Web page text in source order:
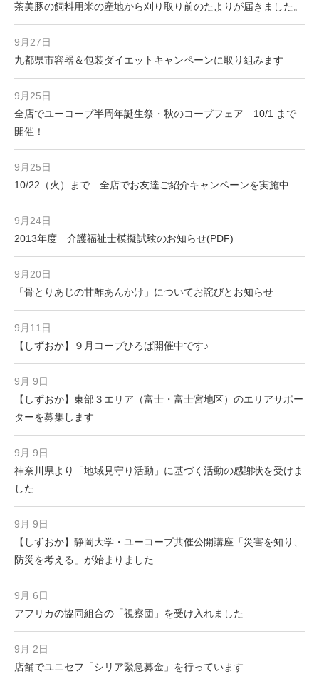
茶美豚の飼料用米の産地から刈り取り前のたよりが届きました。
9月27日
九都県市容器＆包装ダイエットキャンペーンに取り組みます
9月25日
全店でユーコープ半周年誕生祭・秋のコープフェア 10/1 まで
開催！
9月25日
10/22（火）まで 全店でお友達ご紹介キャンペーンを実施中
9月24日
2013年度 介護福祉士模擬試験のお知らせ(PDF)
9月20日
「骨とりあじの甘酢あんかけ」についてお詫びとお知らせ
9月11日
【しずおか】９月コープひろば開催中です♪
9月 9日
【しずおか】東部３エリア（富士・富士宮地区）のエリアサポー
ターを募集します
9月 9日
神奈川県より「地域見守り活動」に基づく活動の感謝状を受けま
した
9月 9日
【しずおか】静岡大学・ユーコープ共催公開講座「災害を知り、
防災を考える」が始まりました
9月 6日
アフリカの協同組合の「視察団」を受け入れました
9月 2日
店舗でユニセフ「シリア緊急募金」を行っています